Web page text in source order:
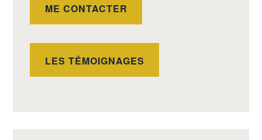
ME CONTACTER
LES TÉMOIGNAGES